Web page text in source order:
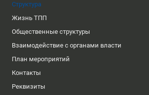
Структура
Жизнь ТПП
Общественные структуры
Взаимодействие с органами власти
План мероприятий
Контакты
Реквизиты